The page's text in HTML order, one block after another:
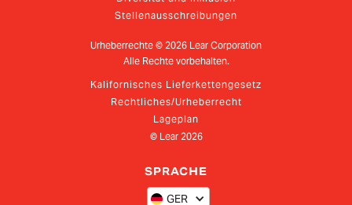
Stellenausschreibungen
Urheberrechte © 2026 Lear Corporation
Alle Rechte vorbehalten.
Kalifornisches Lieferkettengesetz
Rechtliches/Urheberrecht
Lageplan
© Lear 2026
SPRACHE
GER